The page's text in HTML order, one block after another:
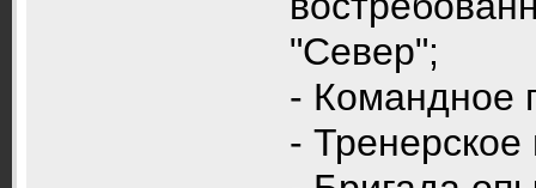
"Север";
- Командное
- Тренерское